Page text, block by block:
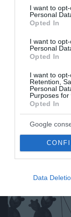
consent section.
I want to
Personal
Opted In
I want to
Personal
Opted In
I want to
Retention,
Personal
Purposes for
Opted In
Google
Data
Ο ΚΥΡΙΟΣ
Ουάλιαμς
Γιάννης